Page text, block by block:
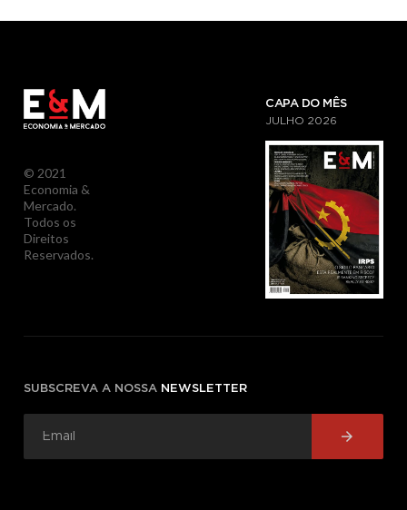
© 2021
Economia &
Mercado.
Todos os
Direitos
Reservados.
CAPA DO MÊS
JULHO 2026
SUBSCREVA A NOSSA NEWSLETTER